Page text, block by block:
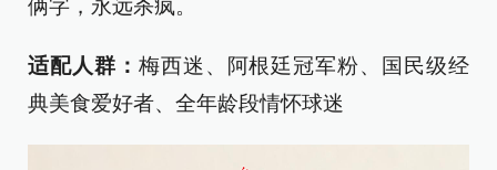
俩字，永远杀疯。
适配人群： 梅西迷、阿根廷冠军粉、国民级经
典美食爱好者、全年龄段情怀球迷